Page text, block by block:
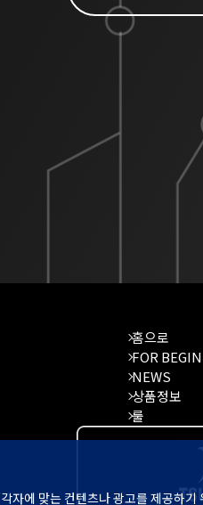
홈으로
FOR
NEWS
상품정보
룰
자에 맞는 컨텐츠나 광고를 제공하기